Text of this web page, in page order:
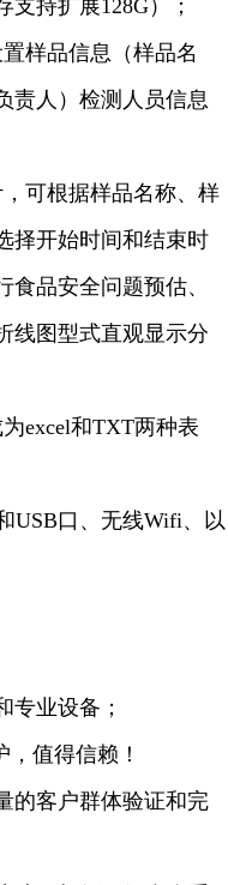
持扩展128G）；
样品信息（样品名
责人）检测人员信息
可根据样品名称、样
择开始时间和结束时
品安全问题预估、
线图型式直观显示分
excel和TXT两种表
USB口、无线Wifi、以
专业设备；
值得信赖！
的客户群体验证和完